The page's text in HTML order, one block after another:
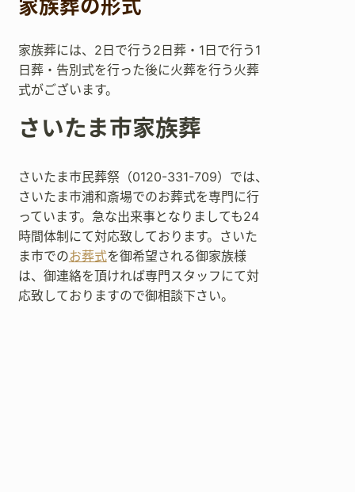
家族葬の形式
家族葬には、2日で行う2日葬・1日で行う1
日葬・告別式を行った後に火葬を行う火葬
式がございます。
さいたま市家族葬
さいたま市民葬祭（0120-331-709）では、
さいたま市浦和斎場でのお葬式を専門に行
っています。急な出来事となりましても24
時間体制にて対応致しております。さいた
ま市でのお葬式を御希望される御家族様
は、御連絡を頂ければ専門スタッフにて対
応致しておりますので御相談下さい。